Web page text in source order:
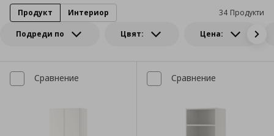
Подреди по Цвят: Цена:
34 Продукти
Продукт Интериор
Сравнение Сравнение